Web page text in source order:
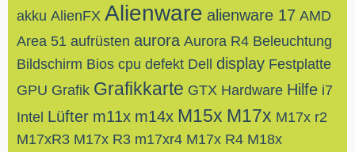
akku AlienFX Alienware alienware 17 AMD
Area 51 aufrüsten aurora Aurora R4 Beleuchtung
Bildschirm Bios cpu defekt Dell display Festplatte
GPU Grafik Grafikkarte GTX Hardware Hilfe i7
Intel Lüfter m11x m14x M15x M17x M17x r2
M17xR3 M17x R3 m17xr4 M17x R4 M18x